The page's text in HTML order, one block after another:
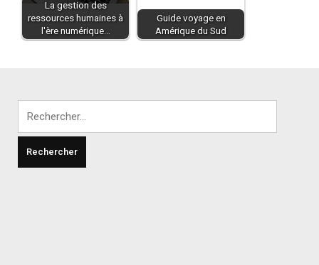
La gestion des
ressources humaines à
l'ère numérique…
Guide voyage en
Amérique du Sud